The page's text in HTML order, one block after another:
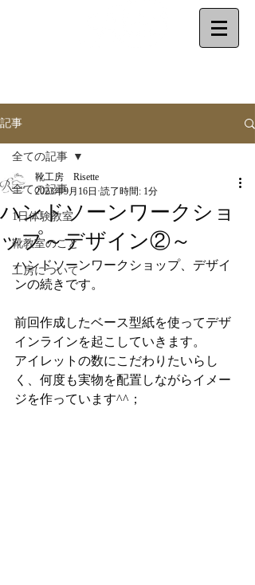
記事
全ての記事
1日体験教室
靴教室のこと
工房について
全ての記事
ハンドソーンワークショ
ップ～デザイン②～
靴工房 Risette
2023年9月16日 読了時間: 1分
ハンドソーンワークショップ、デザイ
ンの続きです。
前回作成したベース型紙を使ってデザ
インラインを起こしていきます。
アイレットの数にこだわりたいらし
く、何度も実物を配置しながらイメー
ジを作っています^^；